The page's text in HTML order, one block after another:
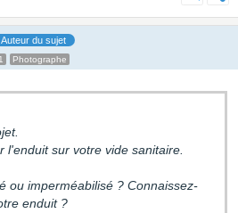
Auteur du sujet
Photographe
l'enduit sur votre vide sanitaire.
ou imperméabilisé ? Connaissez-
enduit ?